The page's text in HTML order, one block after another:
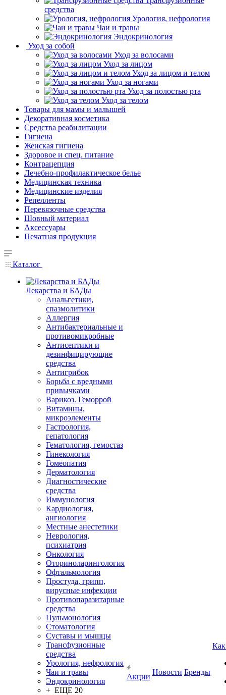
средства
Урология, нефрология
Чаи и травы
Эндокринология
Уход за собой
Уход за волосами
Уход за лицом
Уход за лицом и телом
Уход за ногами
Уход за полостью рта
Уход за телом
Товары для мамы и малышей
Декоративная косметика
Средства реабилитации
Гигиена
Женская гигиена
Здоровое и спец. питание
Контрацепция
Лечебно-профилактическое белье
Медицинская техника
Медицинские изделия
Репелленты
Перевязочные средства
Шовный материал
Аксессуары
Печатная продукция
Каталог
Лекарства и БАДы
Анальгетики,
спазмолитики
Аллергия
Антибактериальные и
противомикробные
Антисептики и
дезинфицирующие
средства
Антигрибок
Борьба с вредными
привычками
Варикоз. Геморрой
Витамины,
микроэлементы
Гастрология,
гепатология
Гематология, гемостаз
Гинекология
Гомеопатия
Дерматология
Диагностические
средства
Иммунология
Кардиология,
ангиология
Местные анестетики
Неврология,
психиатрия
Онкология
Оториноларингология
Офтальмология
Простуда, грипп,
вирусные инфекции
Противопаразитарные
средства
Пульмонология
Стоматология
Суставы и мышцы
Трансфузионные
средства
Урология, нефрология
Чаи и травы
Эндокринология
+ ЕЩЕ 20
Акции
Новости Бренды